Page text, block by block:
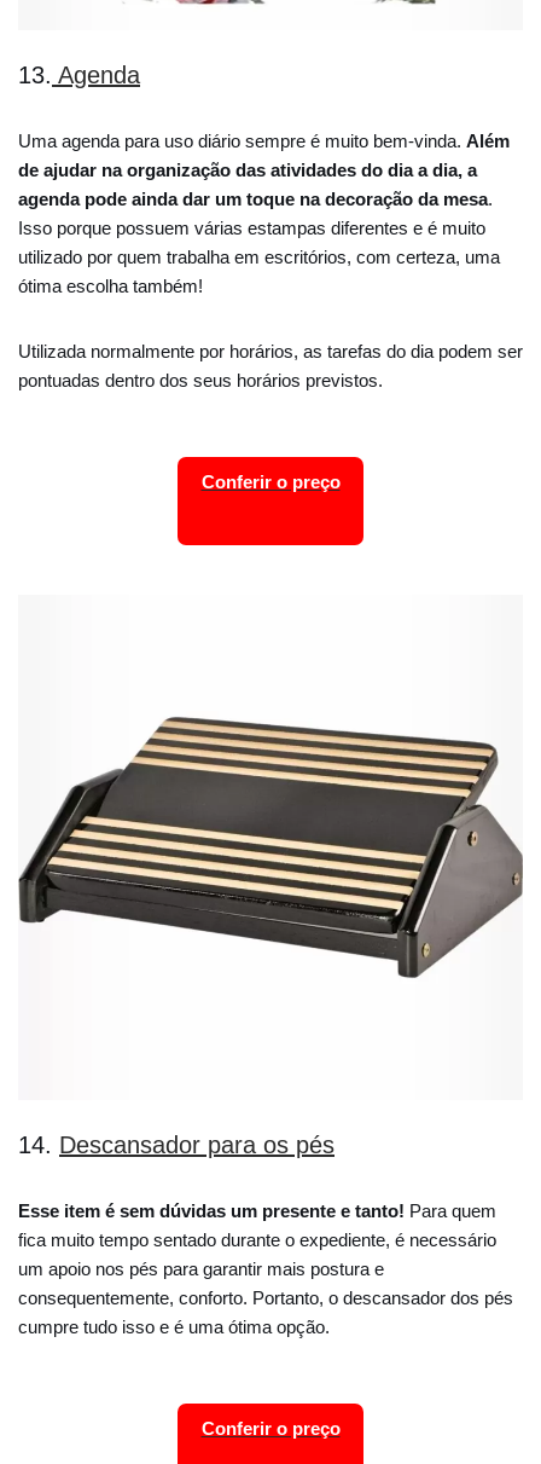
13. Agenda
Uma agenda para uso diário sempre é muito bem-vinda. Além
de ajudar na organização das atividades do dia a dia, a
agenda pode ainda dar um toque na decoração da mesa.
Isso porque possuem várias estampas diferentes e é muito
utilizado por quem trabalha em escritórios, com certeza, uma
ótima escolha também!
Utilizada normalmente por horários, as tarefas do dia podem ser
pontuadas dentro dos seus horários previstos.
Conferir o preço
14. Descansador para os pés
Esse item é sem dúvidas um presente e tanto! Para quem
fica muito tempo sentado durante o expediente, é necessário
um apoio nos pés para garantir mais postura e
consequentemente, conforto. Portanto, o descansador dos pés
cumpre tudo isso e é uma ótima opção.
Conferir o preço